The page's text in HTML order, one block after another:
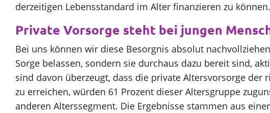
derzeitigen Lebensstandard im Alter finanzieren zu können.
Private Vorsorge steht bei jungen
Bei uns können wir diese Besorgnis absolut
Sorge belassen, sondern sie durchaus dazu bereit sind,
sind davon überzeugt, dass die private Altersvorsorge
zu erreichen, würden 61 Prozent dieser Altersgruppe
anderen Alterssegment. Die Ergebnisse stammen aus